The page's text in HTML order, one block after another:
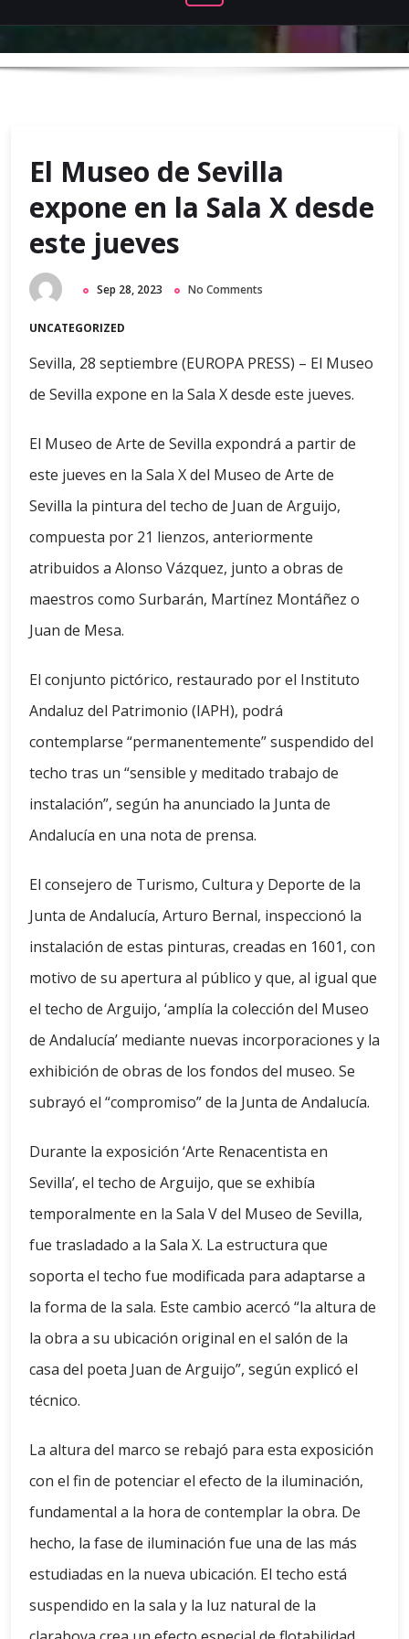
El Museo de Sevilla
expone en la Sala X desde
este jueves
Sep 28, 2023 No Comments
UNCATEGORIZED
Sevilla, 28 septiembre (EUROPA PRESS) – El Museo
de Sevilla expone en la Sala X desde este jueves.
El Museo de Arte de Sevilla expondrá a partir de
este jueves en la Sala X del Museo de Arte de
Sevilla la pintura del techo de Juan de Arguijo,
compuesta por 21 lienzos, anteriormente
atribuidos a Alonso Vázquez, junto a obras de
maestros como Surbarán, Martínez Montáñez o
Juan de Mesa.
El conjunto pictórico, restaurado por el Instituto
Andaluz del Patrimonio (IAPH), podrá
contemplarse “permanentemente” suspendido del
techo tras un “sensible y meditado trabajo de
instalación”, según ha anunciado la Junta de
Andalucía en una nota de prensa.
El consejero de Turismo, Cultura y Deporte de la
Junta de Andalucía, Arturo Bernal, inspeccionó la
instalación de estas pinturas, creadas en 1601, con
motivo de su apertura al público y que, al igual que
el techo de Arguijo, ‘amplía la colección del Museo
de Andalucía’ mediante nuevas incorporaciones y la
exhibición de obras de los fondos del museo. Se
subrayó el “compromiso” de la Junta de Andalucía.
Durante la exposición ‘Arte Renacentista en
Sevilla’, el techo de Arguijo, que se exhibía
temporalmente en la Sala V del Museo de Sevilla,
fue trasladado a la Sala X. La estructura que
soporta el techo fue modificada para adaptarse a
la forma de la sala. Este cambio acercó “la altura de
la obra a su ubicación original en el salón de la
casa del poeta Juan de Arguijo”, según explicó el
técnico.
La altura del marco se rebajó para esta exposición
con el fin de potenciar el efecto de la iluminación,
fundamental a la hora de contemplar la obra. De
hecho, la fase de iluminación fue una de las más
estudiadas en la nueva ubicación. El techo está
suspendido en la sala y la luz natural de la